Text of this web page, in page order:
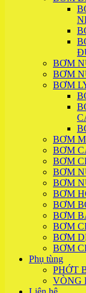
BƠM
BƠM
BƠM
BƠM
BƠM
BƠM
BƠM
BƠM
BƠM
BƠM
BƠM
BƠM
BƠM
BƠM
Phụ tùng
PHỚT
VÒNG